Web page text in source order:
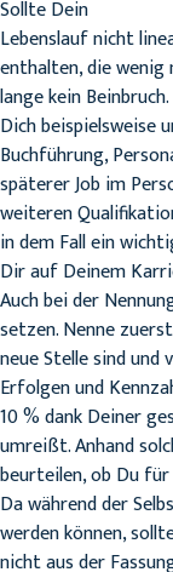
Sollte Dein
Lebenslauf nicht
enthalten, die
lange kein
Dich beispielsweise
Buchführung,
späterer Job im
weiteren
in dem Fall ein
Dir auf Deinem
Auch bei der
setzen. Nenne
neue Stelle sind
Erfolgen und
10 % dank Deiner
umreißt. Anhand
beurteilen, ob Du
Da während der
werden können,
nicht aus der